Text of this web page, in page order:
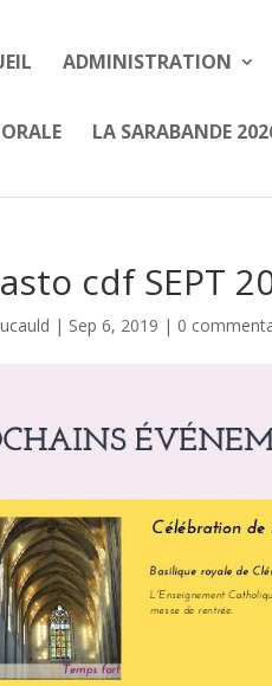
ADMINISTRATION
LA SARABANDE
cdf SEPT
| Sep 6, 2019 | 0